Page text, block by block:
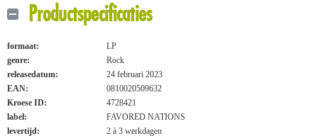
Productspecificaties
formaat:
LP
genre:
Rock
releasedatum:
24 februari 2023
EAN:
0810020509632
Kroese ID:
4728421
label:
FAVORED NATIONS
levertijd:
2 à 3 werkdagen